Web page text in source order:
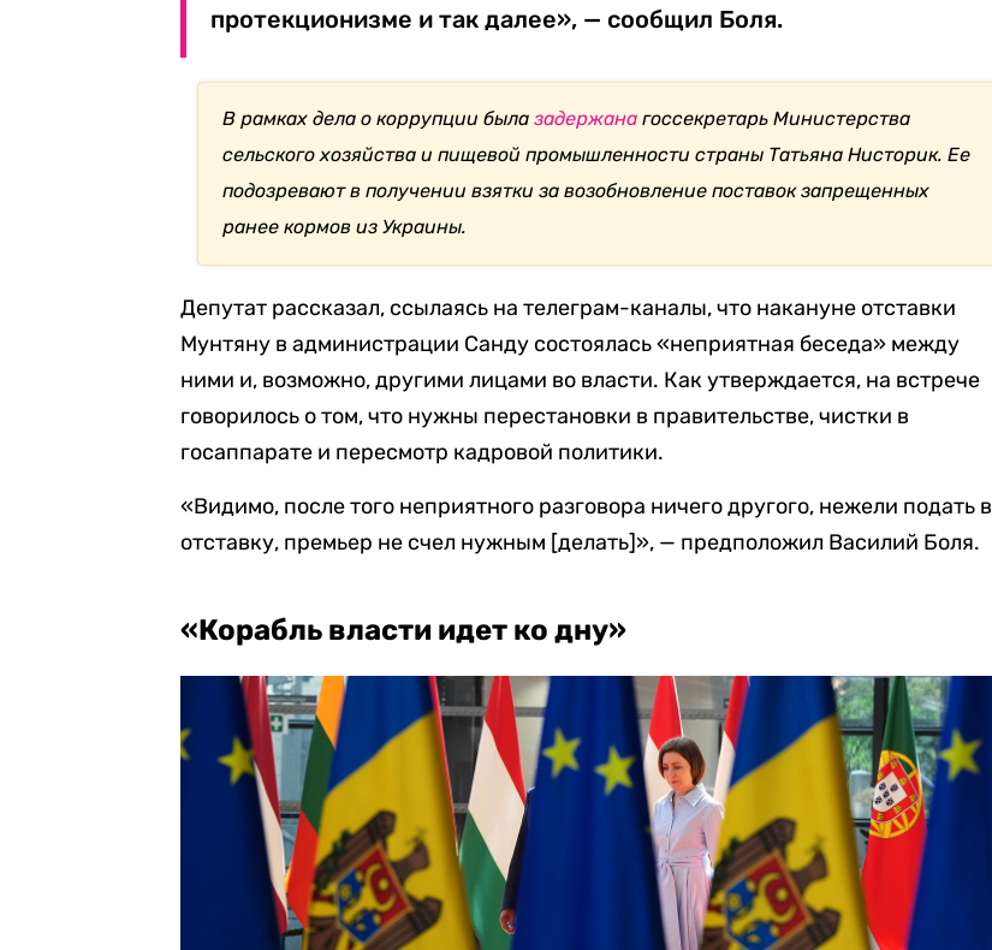
протекционизме и так далее», — сообщил Боля.
В рамках дела о коррупции была задержанагоссекретарь Министерства
сельского хозяйства и пищевой промышленности страны Татьяна Нисторик. Ее
подозревают в получении взятки за возобновление поставок запрещенных
ранее кормов из Украины.
Депутат рассказал, ссылаясь на телеграм-каналы, что накануне отставки
Мунтяну в администрации Санду состоялась «неприятная беседа» между
ними и, возможно, другими лицами во власти. Как утверждается, на встрече
говорилось о том, что нужны перестановки в правительстве, чистки в
госаппарате и пересмотр кадровой политики.
«Видимо, после того неприятного разговора ничего другого, нежели подать в
отставку, премьер не счел нужным [делать]», — предположил Василий Боля.
«Корабль власти идет ко дну»